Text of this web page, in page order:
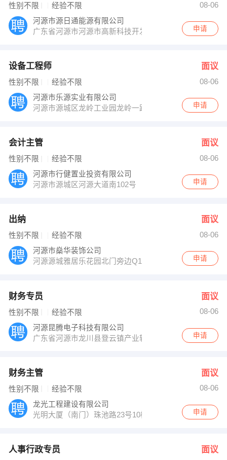
性别不限 经验不限
08-06
河源市源日通能源有限公司
广东省河源市河源市高新科技开发区
申请
设备工程师 面议
性别不限 经验不限
08-06
河源市乐源实业有限公司
河源市源城区龙岭工业园龙岭一路6号
申请
会计主管 面议
性别不限 经验不限
08-06
河源市行健置业投资有限公司
河源市源城区河源大道南102号
申请
出纳 面议
性别不限 经验不限
08-06
河源市燊华装饰公司
河源源城雅居乐花园北门旁边Q1D1032号商铺二楼
申请
财务专员 面议
性别不限 经验不限
08-06
河源昆腾电子科技有限公司
广东省河源市龙川县登云镇产业转移园
申请
财务主管 面议
性别不限 经验不限
08-06
龙光工程建设有限公司
光明大厦（南门）珠池路23号10楼
申请
人事行政专员 面议